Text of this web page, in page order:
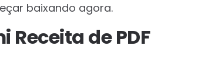
baixando agora.
de PDF